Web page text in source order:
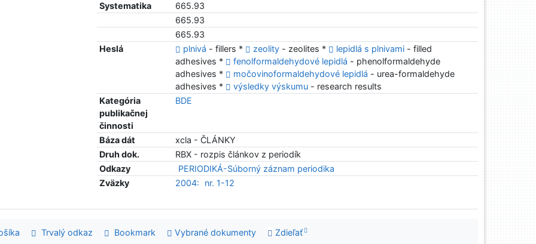
Systematika
665.93
665.93
665.93
Heslá
plnivá - fillers * zeolity - zeolites * lepidlá s plnivami - filled
adhesives *
fenolformaldehydové lepidlá - phenolformaldehyde
adhesives *
močovinoformaldehydové lepidlá - urea-formaldehyde
adhesives *
výsledky výskumu - research results
Kategória
publikačnej
činnosti
BDE
Báza dát
xcla - ČLÁNKY
Druh dok.
RBX - rozpis článkov z periodík
Odkazy
PERIODIKÁ-Súborný záznam periodika
Zväzky
2004: nr. 1-12
Trvalý odkaz Bookmark Vybrané dokumenty Zdieľať